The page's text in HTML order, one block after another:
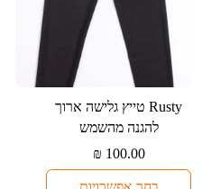
⁦Rusty⁩ טייץ גלישה ארוך
להגנה מהשמש
₪ 100.00
למוצר
מספר